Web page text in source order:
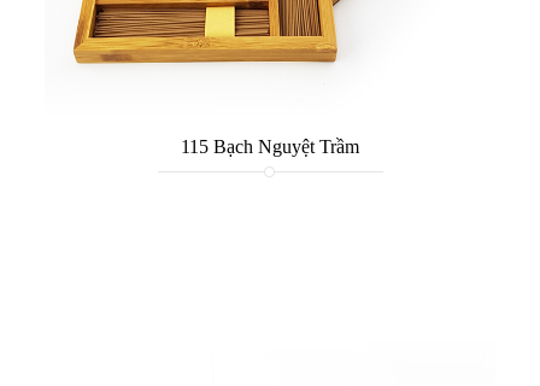
115 Bạch Nguyệt Trầm